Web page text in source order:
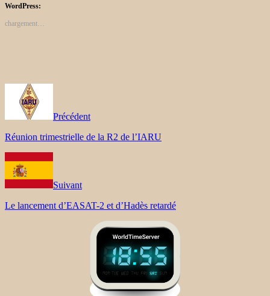
WordPress:
chargement…
Précédent
Réunion trimestrielle de la R2 de l’IARU
Suivant
Le lancement d’EASAT-2 et d’Hadès retardé